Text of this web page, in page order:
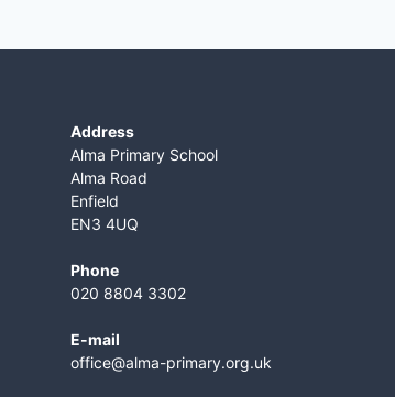
Address
Alma Primary School
Alma Road
Enfield
EN3 4UQ
Phone
020 8804 3302
E-mail
office@alma-primary.org.uk